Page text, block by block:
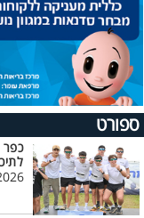
ספורט
כפר